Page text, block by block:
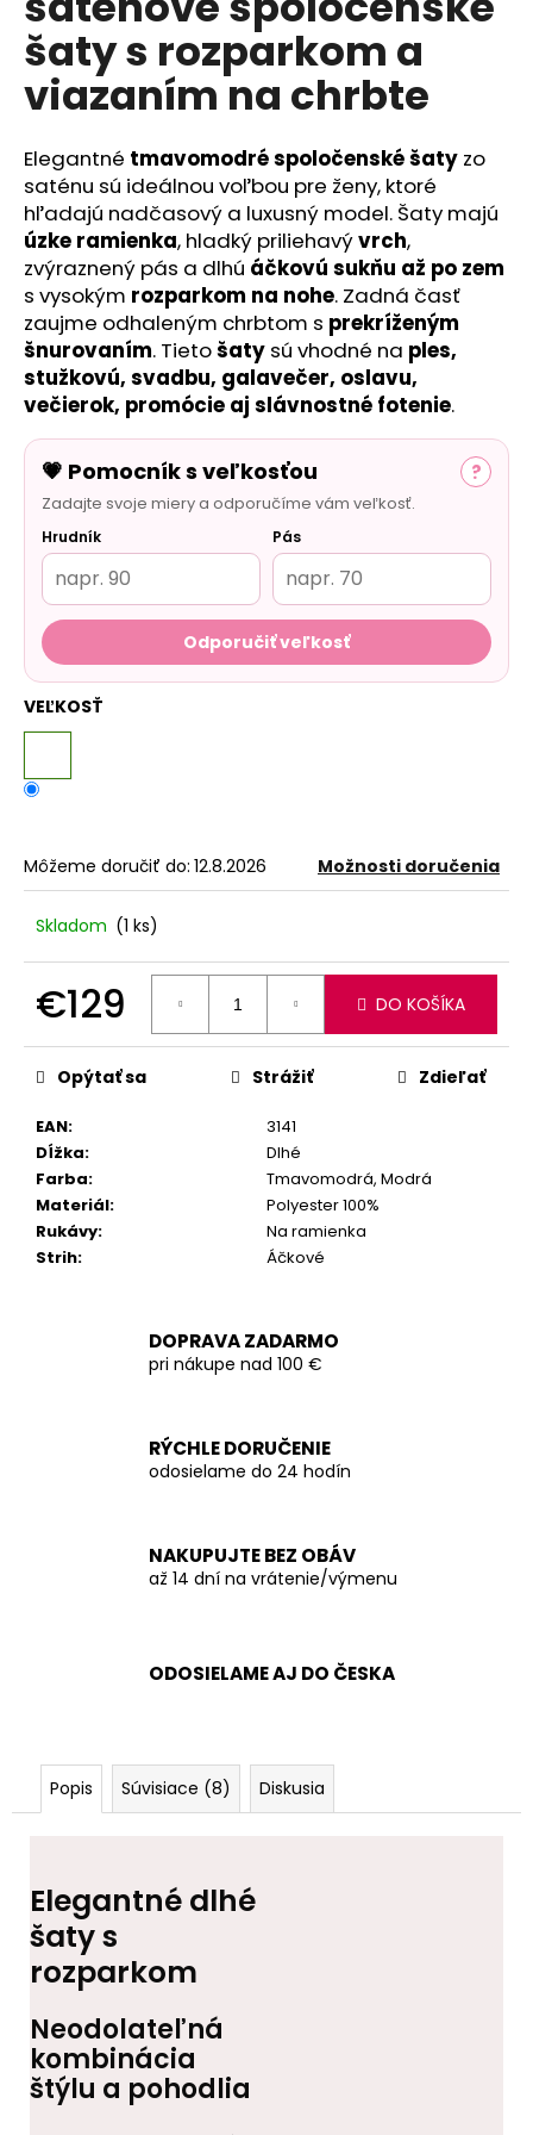
šaty s rozparkom a
viazaním na chrbte
Elegantné tmavomodré spoločenské šaty zo
saténu sú ideálnou voľbou pre ženy, ktoré
hľadajú nadčasový a luxusný model. Šaty majú
úzke ramienka, hladký priliehavývrch,
zvýraznený pás a dlhú áčkovú sukňu až po zem
s vysokým rozparkom na nohe. Zadná časť
zaujme odhaleným chrbtom s prekríženým
šnurovaním. Tietošaty sú vhodné na ples,
stužkovú, svadbu, galavečer, oslavu,
večierok, promócie aj slávnostné fotenie.
💗 Pomocník s veľkosťou ?
Zadajte svoje miery a odporučíme vám veľkosť.
Hrudník Pás
Odporučiť veľkosť
VEĽKOSŤ
Môžeme doručiť do: 12.8.2026 Možnosti doručenia
Skladom (1 ks)
€129 DO KOŠÍKA
EAN:
3141
Dĺžka:
Dlhé
Farba:
Tmavomodrá, Modrá
Materiál:
Polyester 100%
Rukávy:
Na ramienka
Strih: Áčkové
Opýtať sa Strážiť Zdieľať
DOPRAVA ZADARMO
pri nákupe nad 100 €
RÝCHLE DORUČENIE
odosielame do 24 hodín
NAKUPUJTE BEZ OBÁV
až 14 dní na vrátenie/výmenu
ODOSIELAME AJ DO ČESKA
Popis Súvisiace (8) Diskusia
Elegantné dlhé
šaty s
rozparkom
Neodolateľná
kombinácia
štýlu a pohodlia
a
m
e